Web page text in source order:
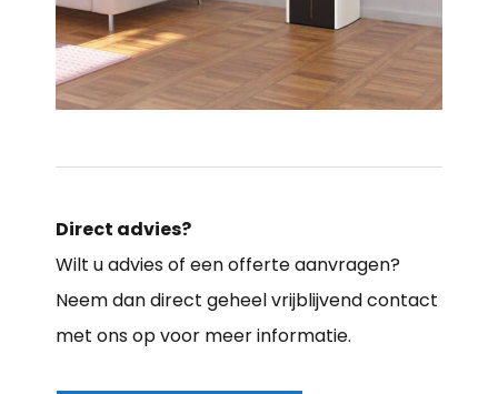
Direct advies?
Wilt u advies of een offerte aanvragen?
Neem dan direct geheel vrijblijvend contact
met ons op voor meer informatie.